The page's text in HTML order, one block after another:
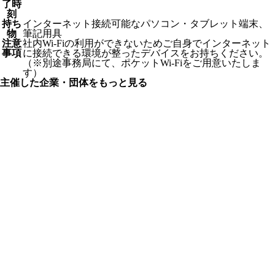
了時
刻
持ち
物
インターネット接続可能なパソコン・タブレット端末、
筆記用具
注意
事項
社内Wi-Fiの利用ができないためご自身でインターネット
に接続できる環境が整ったデバイスをお持ちください。
（※別途事務局にて、ポケットWi-Fiをご用意いたしま
す）
主催した企業・団体をもっと見る